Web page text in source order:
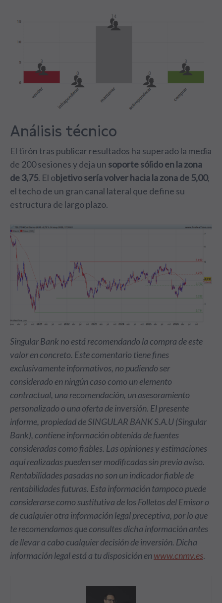
Análisis técnico
El tirón tras publicar resultados ha superado la media
de 200 sesiones y deja un soporte sólido en la zona
de 3,75. El objetivo sería volver hacia la zona de 5,00,
el techo de un gran canal lateral que define su
estructura de largo plazo.
Singular Bank no está recomendando la compra de este
valor en concreto. Este comentario tiene fines
exclusivamente informativos, no pudiendo ser
considerado en ningún caso como un elemento
contractual, una recomendación, un asesoramiento
personalizado o una oferta de inversión. El presente
informe, propiedad de SINGULAR BANK S.A.U (Singular
Bank), contiene información obtenida de fuentes
consideradas como fiables. Las opiniones y estimaciones
aquí realizadas pueden ser modificadas sin previo aviso.
Rentabilidades pasadas no son un indicador fiable de
rentabilidades futuras. Esta información tampoco puede
considerarse como sustitutiva de los Folletos del Emisor o
de cualquier otra información legal preceptiva, por lo que
te recomendamos que consultes dicha información antes
de llevar a cabo cualquier decisión de inversión. Dicha
información legal está a tu disposición enwww.cnmv.es.